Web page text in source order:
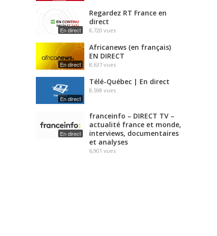
En direct
Regardez RT France en
direct
8,720 vues
En direct
Africanews (en français)
EN DIRECT
8,637 vues
En direct
Télé-Québec | En direct
8,598 vues
En direct
franceinfo – DIRECT TV –
actualité france et monde,
interviews, documentaires
et analyses
6,901 vues